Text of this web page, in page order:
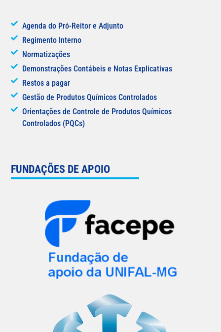
Agenda do Pró-Reitor e Adjunto
Regimento Interno
Normatizações
Demonstrações Contábeis e Notas Explicativas
Restos a pagar
Gestão de Produtos Químicos Controlados
Orientações de Controle de Produtos Químicos
Controlados (PQCs)
FUNDAÇÕES DE APOIO